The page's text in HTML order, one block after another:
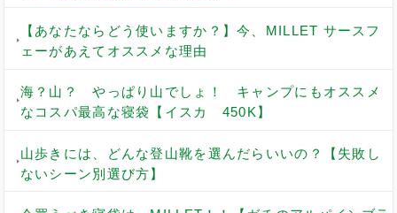
【あなたならどう使いますか？】今、MILLET サースフ
ェーがあえてオススメな理由
海？山？ やっぱり山でしょ！ キャンプにもオススメ
なコスパ最高な寝袋【イスカ 450K】
山歩きには、どんな登山靴を選んだらいいの？【失敗し
ないシーン別選び方】